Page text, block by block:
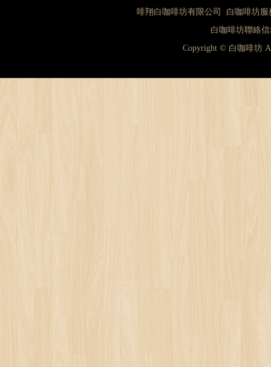
啡翔白咖啡坊有限公司 白咖啡坊
白咖啡坊聯絡
Copyright © 白咖啡坊